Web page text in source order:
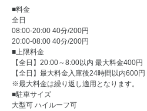
■料金
全日
08:00-20:00 40分/200円
20:00-08:00 40分/200円
■上限料金
【全日】20:00～8:00以内 最大料金400円
【全日】最大料金入庫後24時間以内600円
※最大料金は繰り返し適用となります。
■駐車サイズ
大型可 ハイルーフ可